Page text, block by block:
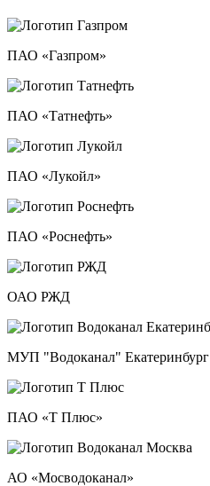
ПАО «Газпром»
ПАО «Татнефть»
ПАО «Лукойл»
ПАО «Роснефть»
ОАО РЖД
МУП "Водоканал" Екатеринбург
ПАО «Т Плюс»
АО «Мосводоканал»